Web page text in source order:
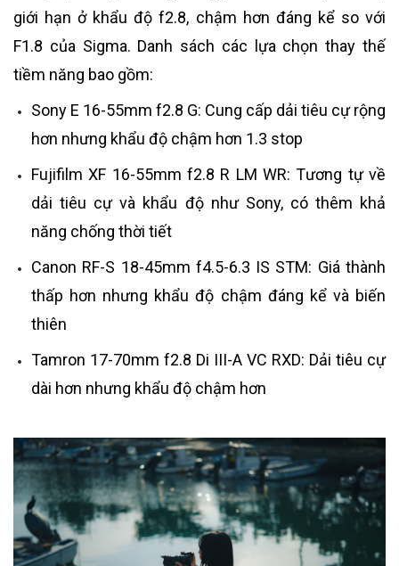
giới hạn ở khẩu độ f2.8, chậm hơn đáng kể so với
F1.8 của Sigma. Danh sách các lựa chọn thay thế
tiềm năng bao gồm:
Sony E 16-55mm f2.8 G: Cung cấp dải tiêu cự rộng
hơn nhưng khẩu độ chậm hơn 1.3 stop
Fujifilm XF 16-55mm f2.8 R LM WR: Tương tự về
dải tiêu cự và khẩu độ như Sony, có thêm khả
năng chống thời tiết
Canon RF-S 18-45mm f4.5-6.3 IS STM: Giá thành
thấp hơn nhưng khẩu độ chậm đáng kể và biến
thiên
Tamron 17-70mm f2.8 Di III-A VC RXD: Dải tiêu cự
dài hơn nhưng khẩu độ chậm hơn